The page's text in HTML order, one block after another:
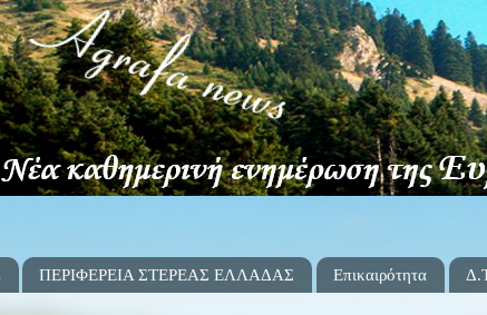
ΠΕΡΙΦΕΡΕΙΑ ΣΤΕΡΕΑΣ ΕΛΛΑΔΑΣ Επικαιρότητα